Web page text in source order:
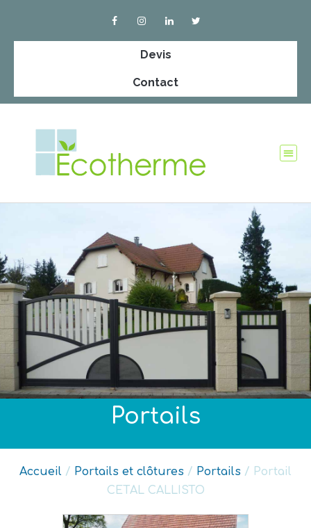
Devis
Contact
Portails
Accueil / Portails et clôtures / Portails / Portail
CETAL CALLISTO